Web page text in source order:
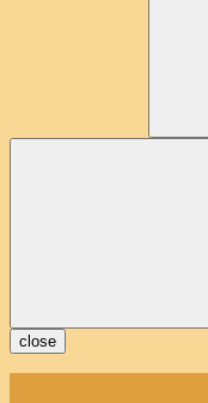
close